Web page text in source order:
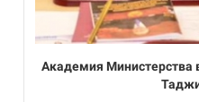
Академия Министерства